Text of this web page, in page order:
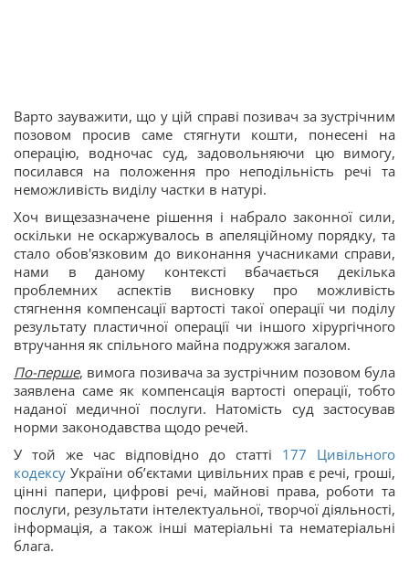
Варто зауважити, що у цій справі позивач за зустрічним
позовом просив саме стягнути кошти, понесені на
операцію, водночас суд, задовольняючи цю вимогу,
посилався на положення про неподільність речі та
неможливість виділу частки в натурі.
Хоч вищезазначене рішення і набрало законної сили,
оскільки не оскаржувалось в апеляційному порядку, та
стало обов'язковим до виконання учасниками справи,
нами в даному контексті вбачається декілька
проблемних аспектів висновку про можливість
стягнення компенсації вартості такої операції чи поділу
результату пластичної операції чи іншого хірургічного
втручання як спільного майна подружжя загалом.
По-перше, вимога позивача за зустрічним позовом була
заявлена саме як компенсація вартості операції, тобто
наданої медичної послуги. Натомість суд застосував
норми законодавства щодо речей.
У той же час відповідно до статті 177 Цивільного
кодексу України об’єктами цивільних прав є речі, гроші,
цінні папери, цифрові речі, майнові права, роботи та
послуги, результати інтелектуальної, творчої діяльності,
інформація, а також інші матеріальні та нематеріальні
блага.